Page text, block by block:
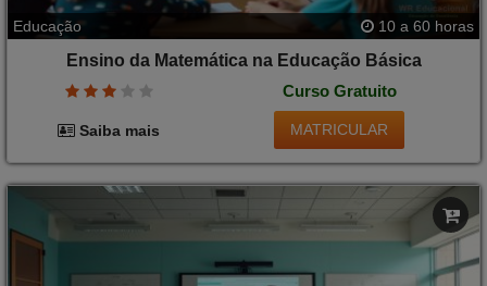
Educação 10 a 60 horas
Ensino da Matemática na Educação Básica
Curso Gratuito
Saiba mais MATRICULAR